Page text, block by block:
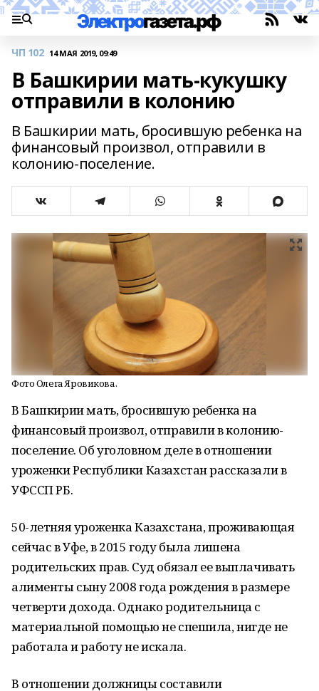
ЧП 102 14 МАЯ 2019, 09:49
В Башкирии мать-кукушку
отправили в колонию
В Башкирии мать, бросившую ребенка на
финансовый произвол, отправили в
колонию-поселение.
Фото Олега Яровикова.
В Башкирии мать, бросившую ребенка на
финансовый произвол, отправили в колонию-
поселение. Об уголовном деле в отношении
уроженки Республики Казахстан рассказали в
УФССП РБ.
50-летняя уроженка Казахстана, проживающая
сейчас в Уфе, в 2015 году была лишена
родительских прав. Суд обязал ее выплачивать
алименты сыну 2008 года рождения в размере
четверти дохода. Однако родительница с
материальной помощью не спешила, нигде не
работала и работу не искала.
В отношении должницы составили